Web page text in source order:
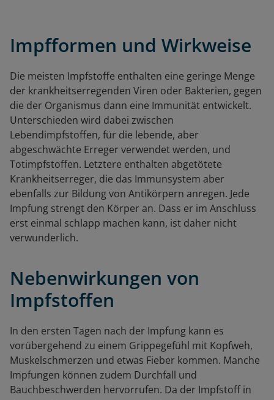
Impfformen und Wirkweise
Die meisten Impfstoffe enthalten eine geringe Menge
der krankheitserregenden Viren oder Bakterien, gegen
die der Organismus dann eine Immunität entwickelt.
Unterschieden wird dabei zwischen
Lebendimpfstoffen, für die lebende, aber
abgeschwächte Erreger verwendet werden, und
Totimpfstoffen. Letztere enthalten abgetötete
Krankheitserreger, die das Immunsystem aber
ebenfalls zur Bildung von Antikörpern anregen. Jede
Impfung strengt den Körper an. Dass er im Anschluss
erst einmal schlapp machen kann, ist daher nicht
verwunderlich.
Nebenwirkungen von
Impfstoffen
In den ersten Tagen nach der Impfung kann es
vorübergehend zu einem Grippegefühl mit Kopfweh,
Muskelschmerzen und etwas Fieber kommen. Manche
Impfungen können zudem Durchfall und
Bauchbeschwerden hervorrufen. Da der Impfstoff in